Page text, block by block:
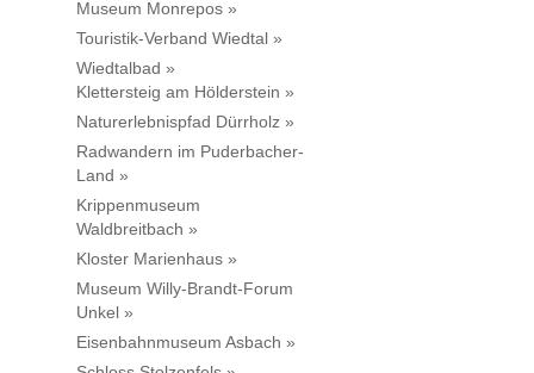
Museum Monrepos »
Touristik-Verband Wiedtal »
Wiedtalbad »
Klettersteig am Hölderstein »
Naturerlebnispfad Dürrholz »
Radwandern im Puderbacher-
Land »
Krippenmuseum
Waldbreitbach »
Kloster Marienhaus »
Museum Willy-Brandt-Forum
Unkel »
Eisenbahnmuseum Asbach »